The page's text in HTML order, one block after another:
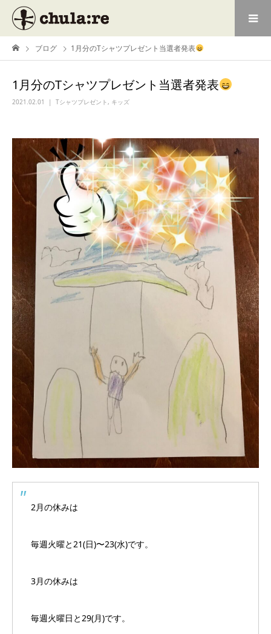
ブログ 1月分のTシャツプレゼント当選者発表
1月分のTシャツプレゼント当選者発表
2021.02.01 Tシャツプレゼント, キッズ
2月の休みは
毎週火曜と21(日)〜23(水)です。
3月の休みは
毎週火曜日と29(月)です。